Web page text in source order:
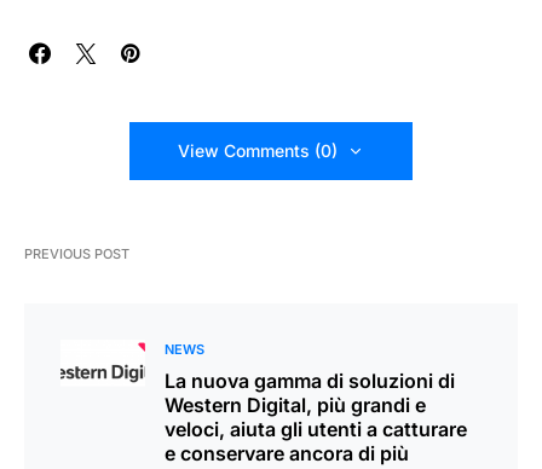
View Comments (0)
PREVIOUS POST
NEWS
La nuova gamma di soluzioni di
Western Digital, più grandi e
veloci, aiuta gli utenti a catturare
e conservare ancora di più